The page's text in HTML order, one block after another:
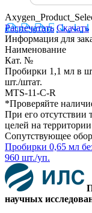
Распечатать Скачать
Информация для
Наименование
Кат. №
Пробирки 1,1 мл в
шт./штат.
MTS-11-C-R
*Проверяйте
При его отсутствии
целей на
Сопутствующее
Пробирки 0,65 мл
960 шт./уп.
научных